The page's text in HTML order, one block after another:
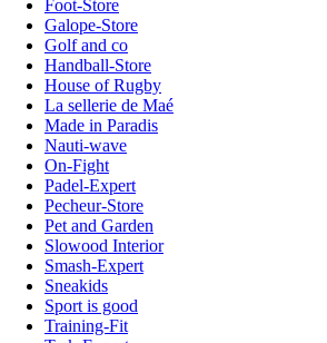
Foot-Store
Galope-Store
Golf and co
Handball-Store
House of Rugby
La sellerie de Maé
Made in Paradis
Nauti-wave
On-Fight
Padel-Expert
Pecheur-Store
Pet and Garden
Slowood Interior
Smash-Expert
Sneakids
Sport is good
Training-Fit